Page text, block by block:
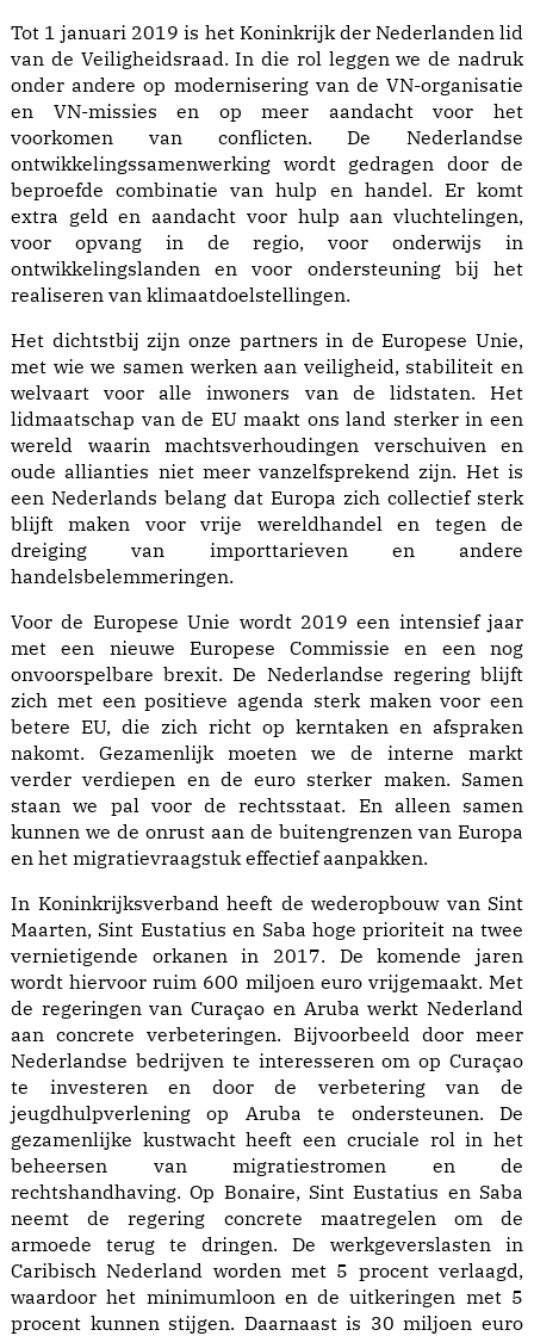
Tot 1 januari 2019 is het Koninkrijk der Nederlanden lid
van de Veiligheidsraad. In die rol leggen we de nadruk
onder andere op modernisering van de VN-organisatie
en VN-missies en op meer aandacht voor het
voorkomen van conflicten. De Nederlandse
ontwikkelingssamenwerking wordt gedragen door de
beproefde combinatie van hulp en handel. Er komt
extra geld en aandacht voor hulp aan vluchtelingen,
voor opvang in de regio, voor onderwijs in
ontwikkelingslanden en voor ondersteuning bij het
realiseren van klimaatdoelstellingen.
Het dichtstbij zijn onze partners in de Europese Unie,
met wie we samen werken aan veiligheid, stabiliteit en
welvaart voor alle inwoners van de lidstaten. Het
lidmaatschap van de EU maakt ons land sterker in een
wereld waarin machtsverhoudingen verschuiven en
oude allianties niet meer vanzelfsprekend zijn. Het is
een Nederlands belang dat Europa zich collectief sterk
blijft maken voor vrije wereldhandel en tegen de
dreiging van importtarieven en andere
handelsbelemmeringen.
Voor de Europese Unie wordt 2019 een intensief jaar
met een nieuwe Europese Commissie en een nog
onvoorspelbare brexit. De Nederlandse regering blijft
zich met een positieve agenda sterk maken voor een
betere EU, die zich richt op kerntaken en afspraken
nakomt. Gezamenlijk moeten we de interne markt
verder verdiepen en de euro sterker maken. Samen
staan we pal voor de rechtsstaat. En alleen samen
kunnen we de onrust aan de buitengrenzen van Europa
en het migratievraagstuk effectief aanpakken.
In Koninkrijksverband heeft de wederopbouw van Sint
Maarten, Sint Eustatius en Saba hoge prioriteit na twee
vernietigende orkanen in 2017. De komende jaren
wordt hiervoor ruim 600 miljoen euro vrijgemaakt. Met
de regeringen van Curaçao en Aruba werkt Nederland
aan concrete verbeteringen. Bijvoorbeeld door meer
Nederlandse bedrijven te interesseren om op Curaçao
te investeren en door de verbetering van de
jeugdhulpverlening op Aruba te ondersteunen. De
gezamenlijke kustwacht heeft een cruciale rol in het
beheersen van migratiestromen en de
rechtshandhaving. Op Bonaire, Sint Eustatius en Saba
neemt de regering concrete maatregelen om de
armoede terug te dringen. De werkgeverslasten in
Caribisch Nederland worden met 5 procent verlaagd,
waardoor het minimumloon en de uitkeringen met 5
procent kunnen stijgen. Daarnaast is 30 miljoen euro